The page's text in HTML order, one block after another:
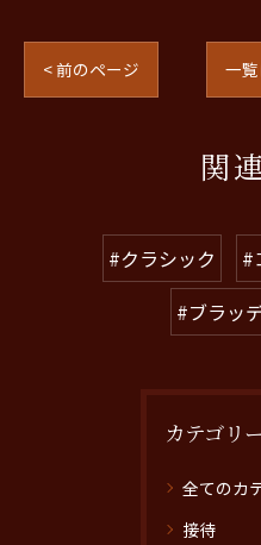
< 前のページ 一
関
#クラシック #
#ブラッ
カテゴリ
全てのカ
接待